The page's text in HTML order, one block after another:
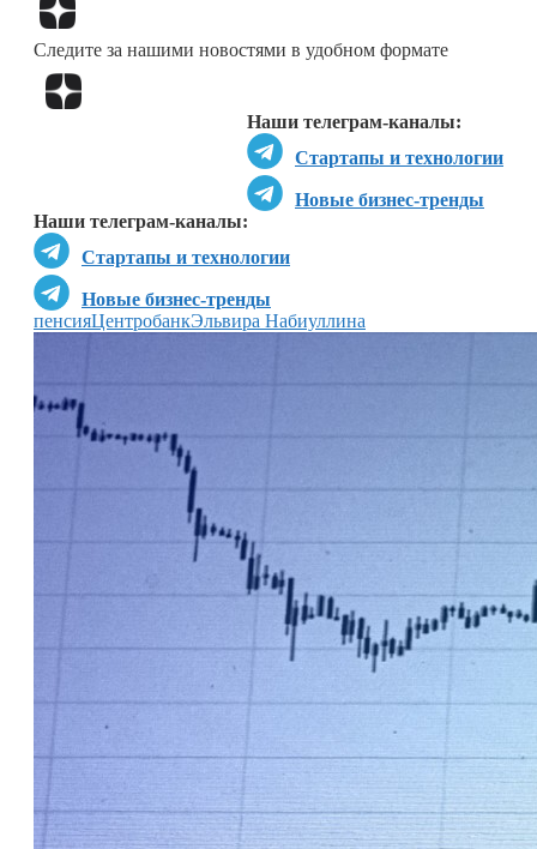
Следите за нашими новостями в удобном формате
Наши телеграм-каналы:
Стартапы и технологии
Новые бизнес-тренды
Наши телеграм-каналы:
Стартапы и технологии
Новые бизнес-тренды
пенсияЦентробанкЭльвира Набиуллина